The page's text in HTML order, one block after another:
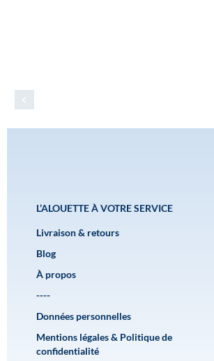
L’ALOUETTE À VOTRE SERVICE
Livraison & retours
Blog
À propos
----
Données personnelles
Mentions légales & Politique de
confidentialité